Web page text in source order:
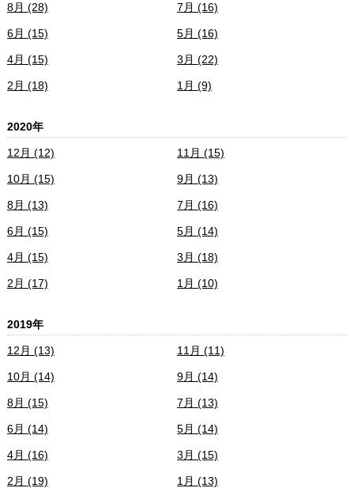
8月 (28) 7月 (16)
6月 (15) 5月 (16)
4月 (15) 3月 (22)
2月 (18) 1月 (9)
2020年
12月 (12) 11月 (15)
10月 (15) 9月 (13)
8月 (13) 7月 (16)
6月 (15) 5月 (14)
4月 (15) 3月 (18)
2月 (17) 1月 (10)
2019年
12月 (13) 11月 (11)
10月 (14) 9月 (14)
8月 (15) 7月 (13)
6月 (14) 5月 (14)
4月 (16) 3月 (15)
2月 (19) 1月 (13)